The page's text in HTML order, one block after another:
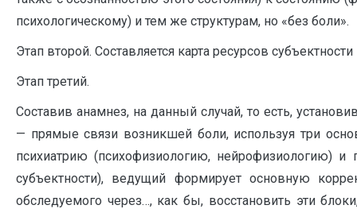
психологическому) и тем же структурам, но «без боли».
Этап второй. Составляется карта ресурсов субъектности
Этап третий.
Составив анамнез, на данный случай, то есть,
— прямые связи возникшей боли, используя три
психиатрию (психофизиологию, нейрофизиологию) и
субъектности), ведущий формирует основную
обследуемого через…, как бы, восстановить эти